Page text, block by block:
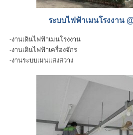
ระบบไฟฟ้าเมนโรงงาน
-งานเดินไฟฟ้าเมนโรงงาน
-งานเดินไฟฟ้าเครื่องจักร
-งานระบบเมนแสงสว่าง